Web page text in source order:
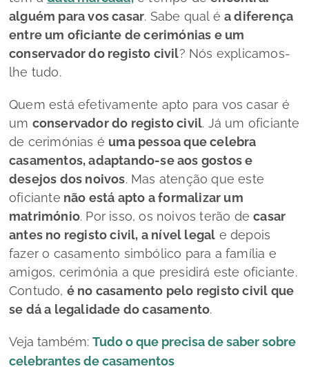
alguém para vos casar. Sabe qual éa diferença
entre um oficiante de cerimónias e um
conservador do registo civil? Nós explicamos-
lhe tudo.
Quem está efetivamente apto para vos casar é
um conservador do registo civil. Já um oficiante
de cerimónias é uma pessoa que celebra
casamentos, adaptando-se aos gostos e
desejos dos noivos. Mas atenção que este
oficiante não está apto a formalizar um
matrimónio. Por isso, os noivos terão decasar
antes no registo civil, a nível legal e depois
fazer o casamento simbólico para a família e
amigos, cerimónia a que presidirá este oficiante.
Contudo, é no casamento pelo registo civil que
se dá a legalidade do casamento.
Veja também: Tudo o que precisa de saber sobre
celebrantes de casamentos